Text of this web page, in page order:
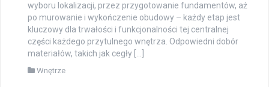
wyboru lokalizacji, przez przygotowanie fundamentów, aż
po murowanie i wykończenie obudowy – każdy etap jest
kluczowy dla trwałości i funkcjonalności tej centralnej
części każdego przytulnego wnętrza. Odpowiedni dobór
materiałów, takich jak cegły […]
Wnętrze